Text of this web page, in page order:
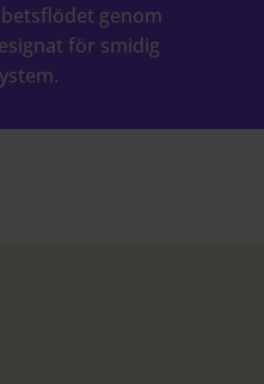
genom
för smidig